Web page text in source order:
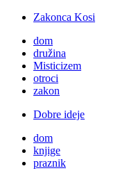
Zakonca Kosi
dom
družina
Misticizem
otroci
zakon
Dobre ideje
dom
knjige
praznik